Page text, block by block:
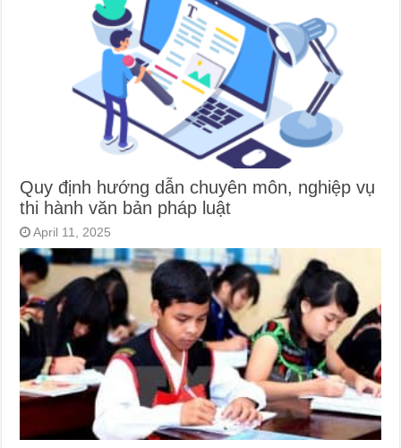
Quy định hướng dẫn chuyên môn, nghiệp vụ
thi hành văn bản pháp luật
April 11, 2025